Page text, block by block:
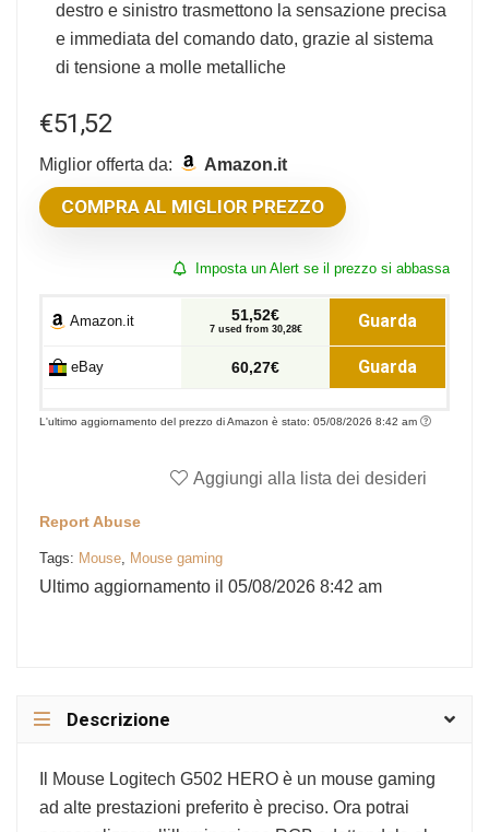
destro e sinistro trasmettono la sensazione precisa
e immediata del comando dato, grazie al sistema
di tensione a molle metalliche
€51,52
Miglior offerta da: Amazon.it
COMPRA AL MIGLIOR PREZZO
Imposta un Alert se il prezzo si abbassa
Amazon.it 51,52€
7 used from 30,28€ Guarda
eBay 60,27€ Guarda
L'ultimo aggiornamento del prezzo di Amazon è stato: 05/08/2026 8:42 am
Aggiungi alla lista dei desideri
Report Abuse
Tags: Mouse Mouse gaming
Ultimo aggiornamento il 05/08/2026 8:42 am
Descrizione
Il Mouse Logitech G502 HERO è un mouse gaming
ad alte prestazioni preferito è preciso. Ora potrai